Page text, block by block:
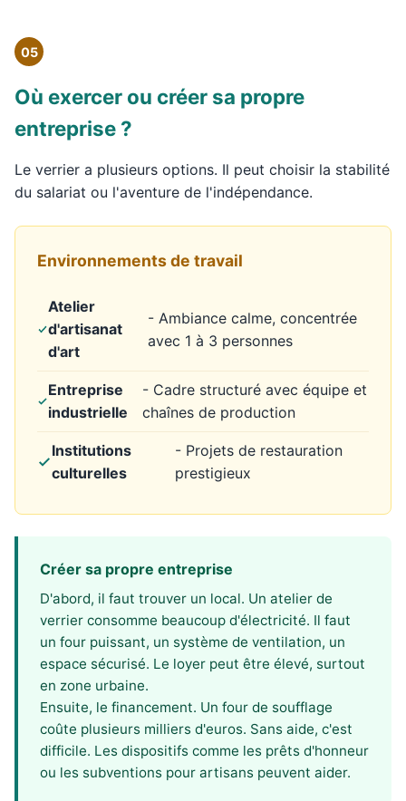
05
Où exercer ou créer sa propre
entreprise ?
Le verrier a plusieurs options. Il peut choisir la stabilité
du salariat ou l'aventure de l'indépendance.
Environnements de travail
Atelier
d'artisanat
d'art
- Ambiance calme, concentrée
avec 1 à 3 personnes
Entreprise
industrielle
- Cadre structuré avec équipe et
chaînes de production
Institutions
culturelles
- Projets de restauration
prestigieux
Créer sa propre entreprise
D'abord, il faut trouver un local. Un atelier de
verrier consomme beaucoup d'électricité. Il faut
un four puissant, un système de ventilation, un
espace sécurisé. Le loyer peut être élevé, surtout
en zone urbaine.
Ensuite, le financement. Un four de soufflage
coûte plusieurs milliers d'euros. Sans aide, c'est
difficile. Les dispositifs comme les prêts d'honneur
ou les subventions pour artisans peuvent aider.